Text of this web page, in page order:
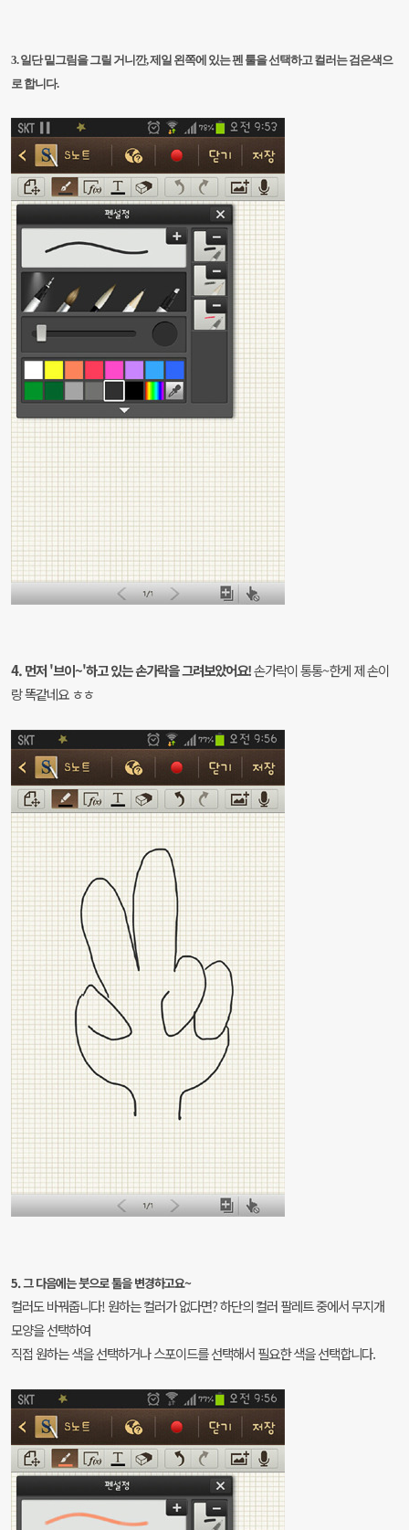
3. 일단 밑그림을 그릴 거니깐,제일 왼쪽에 있는 펜 툴을 선택하고 컬러는 검은색으
로 합니다.
4. 먼저 '브이~'하고 있는 손가락을 그려보았어요!손가락이 통통~한게 제 손이
랑 똑같네요 ㅎㅎ
5. 그 다음에는 붓으로 툴을 변경하고요~
컬러도 바꿔줍니다! 원하는 컬러가 없다면? 하단의 컬러 팔레트 중에서 무지개
모양을 선택하여
직접 원하는 색을 선택하거나 스포이드를 선택해서 필요한 색을 선택합니다.